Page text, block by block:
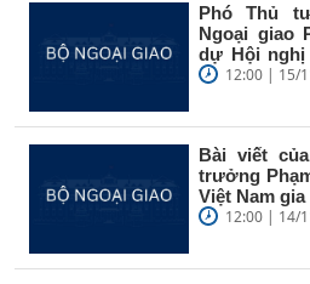
Phó Thủ
Ngoại giao
dự Hội nghị
giao...12:00 | 15/
Bài viết
trưởng
Việt Nam
12:00 | 14/